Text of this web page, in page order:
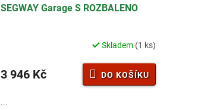
M
A
SEGWAY Garage S ROZBALENO
Skladem (1 ks)
3 946 Kč DO KOŠÍKU
...